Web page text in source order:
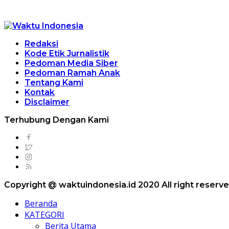
Redaksi
Kode Etik Jurnalistik
Pedoman Media Siber
Pedoman Ramah Anak
Tentang Kami
Kontak
Disclaimer
Terhubung Dengan Kami
Copyright @ waktuindonesia.id 2020 All right
Beranda
KATEGORI
Berita Utama